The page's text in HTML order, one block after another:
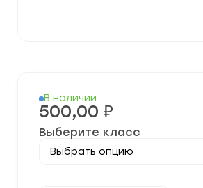
В наличии
500,00 ₽
Выберите класс